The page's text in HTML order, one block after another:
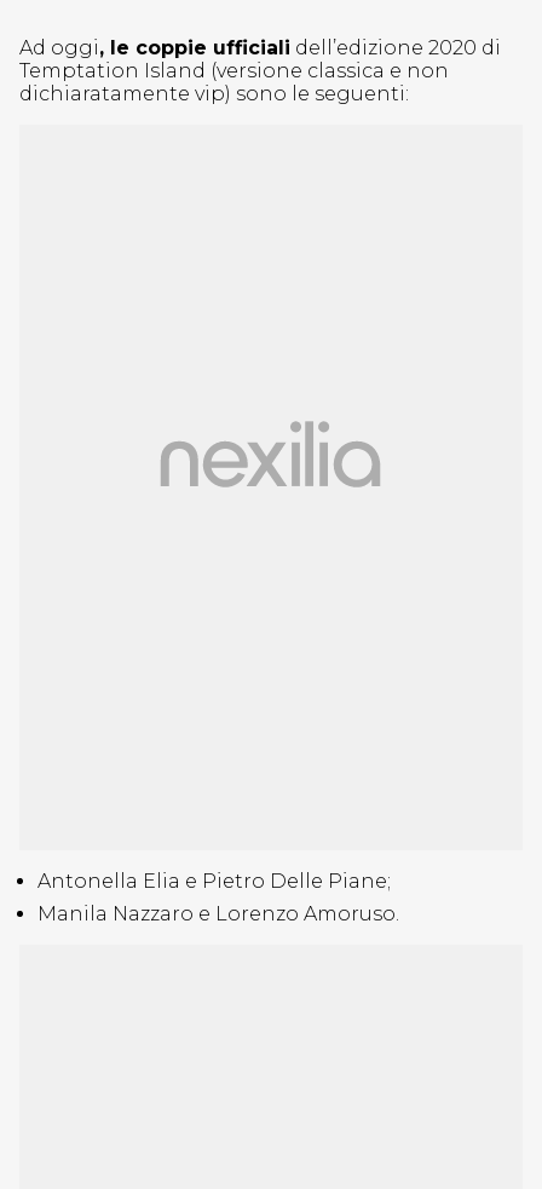
Ad oggi, le coppie ufficiali dell’edizione 2020 di
Temptation Island (versione classica e non
dichiaratamente vip) sono le seguenti:
Antonella Elia e Pietro Delle Piane;
Manila Nazzaro e Lorenzo Amoruso.